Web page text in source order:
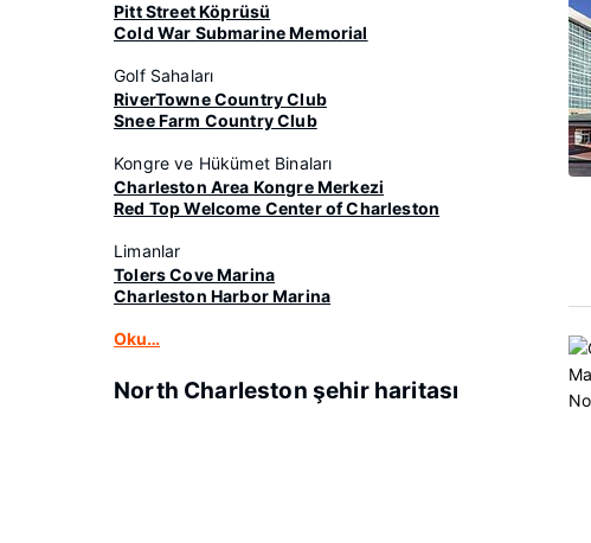
Pitt Street Köprüsü
Cold War Submarine Memorial
Golf Sahaları
RiverTowne Country Club
Snee Farm Country Club
Kongre ve Hükümet Binaları
Charleston Area Kongre Merkezi
Red Top Welcome Center of Charleston
Limanlar
Tolers Cove Marina
Charleston Harbor Marina
Oku…
North Charleston şehir haritası